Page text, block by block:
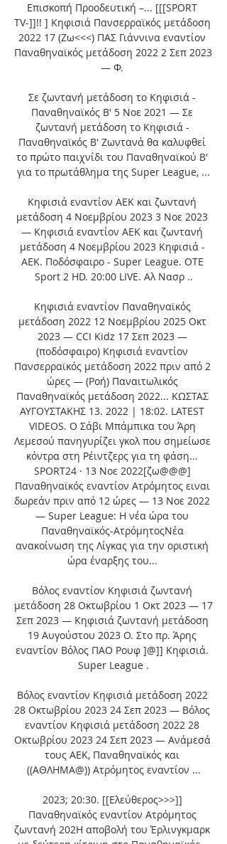
Επισκοπή Προοδευτική –... [[[SPORT
TV-]]!! ] Κηφισιά Πανσερραϊκός μετάδοση
2022 17 (Ζω<<<) ΠΑΣ Γιάννινα εναντίον
Παναθηναϊκός μετάδοση 2022 2 Σεπ 2023
— Φ.
Σε ζωντανή μετάδοση το Κηφισιά -
Παναθηναϊκός Β' 5 Νοε 2021 — Σε
ζωντανή μετάδοση το Κηφισιά -
Παναθηναϊκός Β' Ζωντανά θα καλυφθεί
το πρώτο παιχνίδι του Παναθηναϊκού Β'
για το πρωτάθλημα της Super League, ...
Κηφισιά εναντίον ΑΕΚ και ζωντανή
μετάδοση 4 Νοεμβρίου 2023 3 Νοε 2023
— Κηφισιά εναντίον ΑΕΚ και ζωντανή
μετάδοση 4 Νοεμβρίου 2023 Κηφισιά -
ΑΕΚ. Ποδόσφαιρο - Super League. OTE
Sport 2 HD. 20:00 LIVE. Αλ Νασρ ..
Κηφισιά εναντίον Παναθηναϊκός
μετάδοση 2022 12 Νοεμβρίου 2025 Οκτ
2023 — CCI Kidz 17 Σεπ 2023 —
(ποδόσφαιρο) Κηφισιά εναντίον
Πανσερραϊκός μετάδοση 2022 πριν από 2
ώρες — (Ροή) Παναιτωλικός
Παναθηναϊκός μετάδοση 2022... ΚΩΣΤΑΣ
ΑΥΓΟΥΣΤΑΚΗΣ 13. 2022 | 18:02. LATEST
VIDEOS. Ο Σάβι Μπάμπικα του Άρη
Λεμεσού πανηγυρίζει γκολ που σημείωσε
κόντρα στη Ρέιντζερς για τη φάση...
SPORT24 · 13 Νοε 2022[ζω@@@]
Παναθηναϊκός εναντίον Ατρόμητος ειναι
δωρεάν πριν από 12 ώρες — 13 Νοε 2022
— Super League: Η νέα ώρα του
Παναθηναϊκός-ΑτρόμητοςΝέα
ανακοίνωση της Λίγκας για την οριστική
ώρα έναρξης του...
Βόλος εναντίον Κηφισιά ζωντανή
μετάδοση 28 Οκτωβρίου 1 Οκτ 2023 — 17
Σεπ 2023 — Κηφισιά ζωντανή μετάδοση
19 Αυγούστου 2023 Ο. Στο πρ. Άρης
εναντίον Βόλος ΠΑΟ Ρουφ ]@]] Κηφισιά.
Super League .
Βόλος εναντίον Κηφισιά μετάδοση 2022
28 Οκτωβρίου 2023 24 Σεπ 2023 — Βόλος
εναντίον Κηφισιά μετάδοση 2022 28
Οκτωβρίου 2023 24 Σεπ 2023 — Ανάμεσά
τους ΑΕΚ, Παναθηναϊκός και
((ΑΘΛΗΜΑ@)) Ατρόμητος εναντίον ...
2023; 20:30. [[Ελεύθερος>>>]]
Παναθηναϊκός εναντίον Ατρόμητος
ζωντανή 202Η αποβολή του Έρλινγκμαρκ